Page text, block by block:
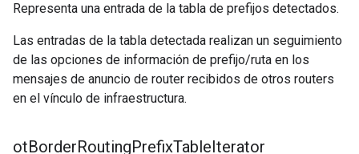
Representa una entrada de la tabla de prefijos detectados.
Las entradas de la tabla detectada realizan un seguimiento
de las opciones de información de prefijo/ruta en los
mensajes de anuncio de router recibidos de otros routers
en el vínculo de infraestructura.
otBorderRoutingPrefixTableIterator